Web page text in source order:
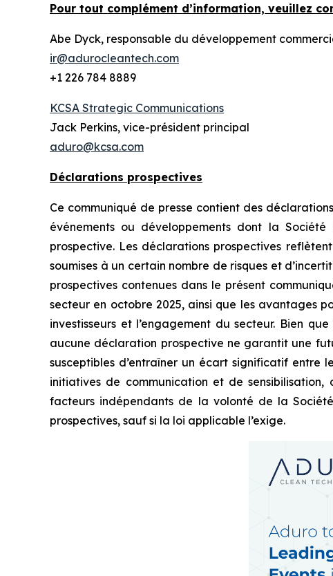
Pour tout complément d’information, veuillez
Abe Dyck, responsable du développement
ir@adurocleantech.com
+1 226 784 8889
KCSA Strategic Communications
Jack Perkins, vice-président principal
aduro@kcsa.com
Déclarations prospectives
Ce communiqué de presse contient des
événements ou développements dont la
prospective. Les déclarations prospectives
soumises à un certain nombre de risques et
prospectives contenues dans le présent
secteur en octobre 2025, ainsi que les avantages
investisseurs et l’engagement du secteur. Bien
aucune déclaration prospective ne garantit une
susceptibles d’entraîner un écart significatif entre
initiatives de communication et de
facteurs indépendants de la volonté de la
prospectives, sauf si la loi applicable l’exige.